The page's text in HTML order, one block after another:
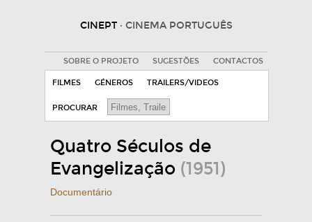
CINEPT · CINEMA PORTUGUÊS
SOBRE O PROJETO SUGESTÕES CONTACTOS
FILMES GÉNEROS TRAILERS/VIDEOS
PROCURAR
Quatro Séculos de
Evangelização (1951)
Documentário